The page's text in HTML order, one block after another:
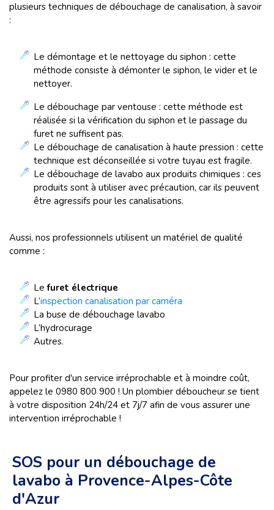
plusieurs techniques de débouchage de canalisation, à savoir
:
Le démontage et le nettoyage du siphon : cette
méthode consiste à démonter le siphon, le vider et le
nettoyer.
Le débouchage par ventouse : cette méthode est
réalisée si la vérification du siphon et le passage du
furet ne suffisent pas.
Le débouchage de canalisation à haute pression : cette
technique est déconseillée si votre tuyau est fragile.
Le débouchage de lavabo aux produits chimiques : ces
produits sont à utiliser avec précaution, car ils peuvent
être agressifs pour les canalisations.
Aussi, nos professionnels utilisent un matériel de qualité
comme :
Lefuret électrique
L’inspection canalisation par caméra
La buse de débouchage lavabo
L’hydrocurage
Autres.
Pour profiter d'un service irréprochable et à moindre coût,
appelez le 0980 800 900 ! Un plombier déboucheur se tient
à votre disposition 24h/24 et 7j/7 afin de vous assurer une
intervention irréprochable !
SOS pour un débouchage de
lavabo à Provence-Alpes-Côte
d'Azur